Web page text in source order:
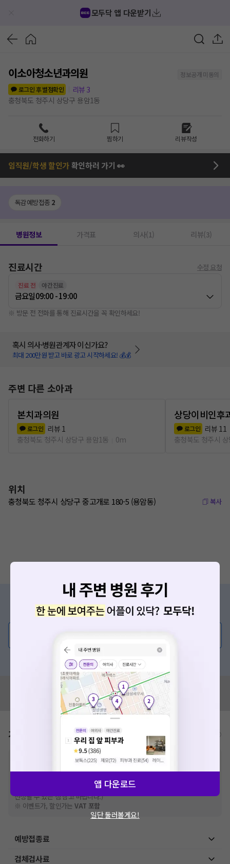
모두닥 앱 다운받기
이소아청소년과의원
정보공개 미동의
로그인 후 별점확인
리뷰 3
충청북도 청주시 상당구 용암1동
전화하기 찜하기 리뷰작성
임직원/학생 할인가확인하러 가기 👀
독감예방접종 2
병원정보 가격표 의사(1) 리뷰(3)
진료시간 수정 요청
진료 전 야간진료
금요일09:00 - 19:00
※ 방문 전 전화를 통해 진료시간을 꼭 확인하세요!
혹시 의사·병원관계자 이신가요?
최대 200만원 받고 바로 광고 시작하세요! 💰💰
주변 다른 소아과
본치과의원
로그인 리뷰 1
충청북도 청주시 상당구 용암1동
0m
상당이비인후
로그인 리뷰 11
충청북도 청주시
위치
충청북도 청주시 상당구 중고개로 180-5 (용암동) 복사
증상/치료, 궁금한 점이 있나요?
의사가 직접 답해드려요!
혹은, 의료상담 서비스에 다양한 게시글 보러가기
혹시 잘못된 병원정보가 있나요?
모두닥 팀에 알려주세요!
가격표 비급여/급여 진료란?
추가비용 등으로 실제 가격과 상이할 수 있으니, 정확
건강보험심사평가원
격입니다. (진료와 연관된 복합적인 비용이 추가되어, 병원마다 금액이 다르게
산정될 수 있는 점 참고 바랍니다.)
※ 이벤트가, 할인가는VAT 포함
예방접종료
검체검사료
앱 다운로드
일단 둘러볼게요!